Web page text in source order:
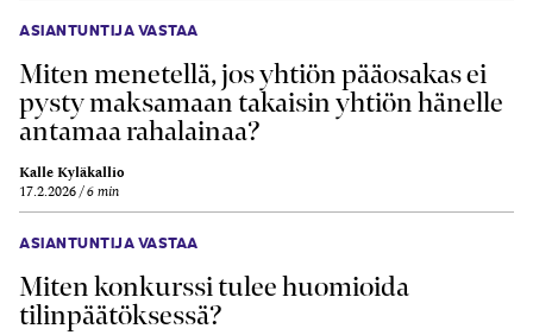
ASIANTUNTIJA VASTAA
Miten menetellä, jos yhtiön pääosakas ei
pysty maksamaan takaisin yhtiön hänelle
antamaa rahalainaa?
Kalle Kyläkallio
17.2.2026 6 min
ASIANTUNTIJA VASTAA
Miten konkurssi tulee huomioida
tilinpäätöksessä?